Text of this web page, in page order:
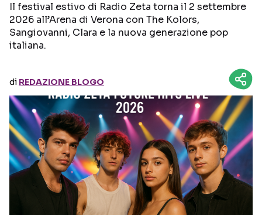
Il festival estivo di Radio Zeta torna il 2 settembre
2026 all’Arena di Verona con The Kolors,
Sangiovanni, Clara e la nuova generazione pop
italiana.
di REDAZIONE BLOGO